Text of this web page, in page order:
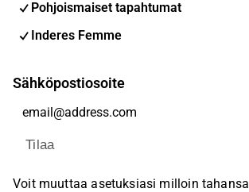
Pohjoismaiset tapahtumat
Inderes Femme
Sähköpostiosoite
Tilaa
Voit muuttaa asetuksiasi milloin tahansa